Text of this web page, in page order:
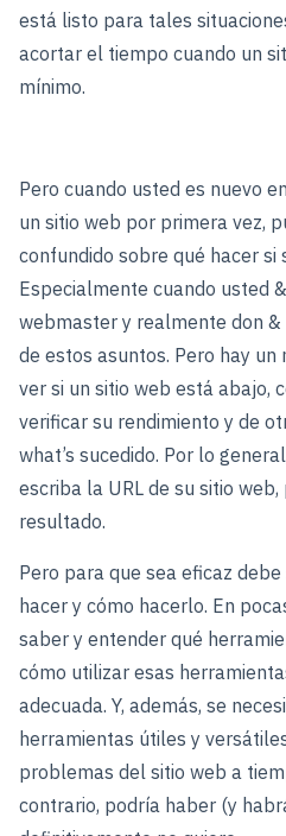
está listo para tales
acortar el tiempo cuando un
mínimo.
Pero cuando usted es nuevo
un sitio web por primera vez,
confundido sobre qué hacer si
Especialmente cuando usted
webmaster y realmente don
de estos asuntos. Pero hay
ver si un sitio web está abajo,
verificar su rendimiento y de
what’s sucedido. Por lo
escriba la URL de su sitio
resultado.
Pero para que sea eficaz
hacer y cómo hacerlo. En
saber y entender qué
cómo utilizar esas
adecuada. Y, además, se
herramientas útiles y
problemas del sitio web a
contrario, podría haber (y